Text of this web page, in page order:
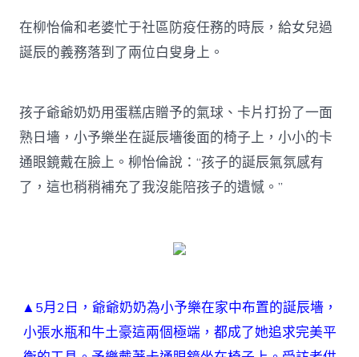
在柳怡倫和老婆忙于社區防疫任務的時辰，給女兒過
誕辰的義務落到了兩位白叟身上。
孩子爺爺奶奶用蛋糕店贈予的氣球、卡片打扮了一面
熟日墻，小予樂坐在誕辰墻後面的椅子上，小小的卡
通眼鏡戴在臉上。柳怡倫說：“孩子的誕辰氣氛感有
了，這也稍稍補充了我沒能陪孩子的遺憾。”
▲5月2日，爺爺奶奶為小予樂在家中布置的誕辰墻，
小張水瓶和牛土豪這兩個極端，都成了她追求完美平